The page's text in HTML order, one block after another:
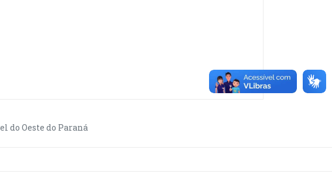
do Oeste do Paraná